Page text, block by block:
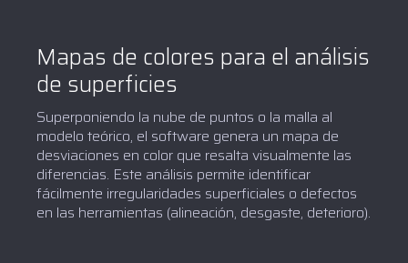
Mapas de colores para el análisis
de superficies
Superponiendo la nube de puntos o la malla al
modelo teórico, el software genera un mapa de
desviaciones en color que resalta visualmente las
diferencias. Este análisis permite identificar
fácilmente irregularidades superficiales o defectos
en las herramientas (alineación, desgaste, deterioro).